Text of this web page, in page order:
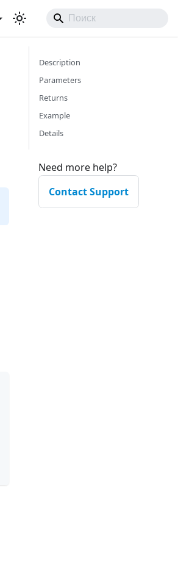
Description
Parameters
Returns
Example
Details
Need more help?
Contact Support